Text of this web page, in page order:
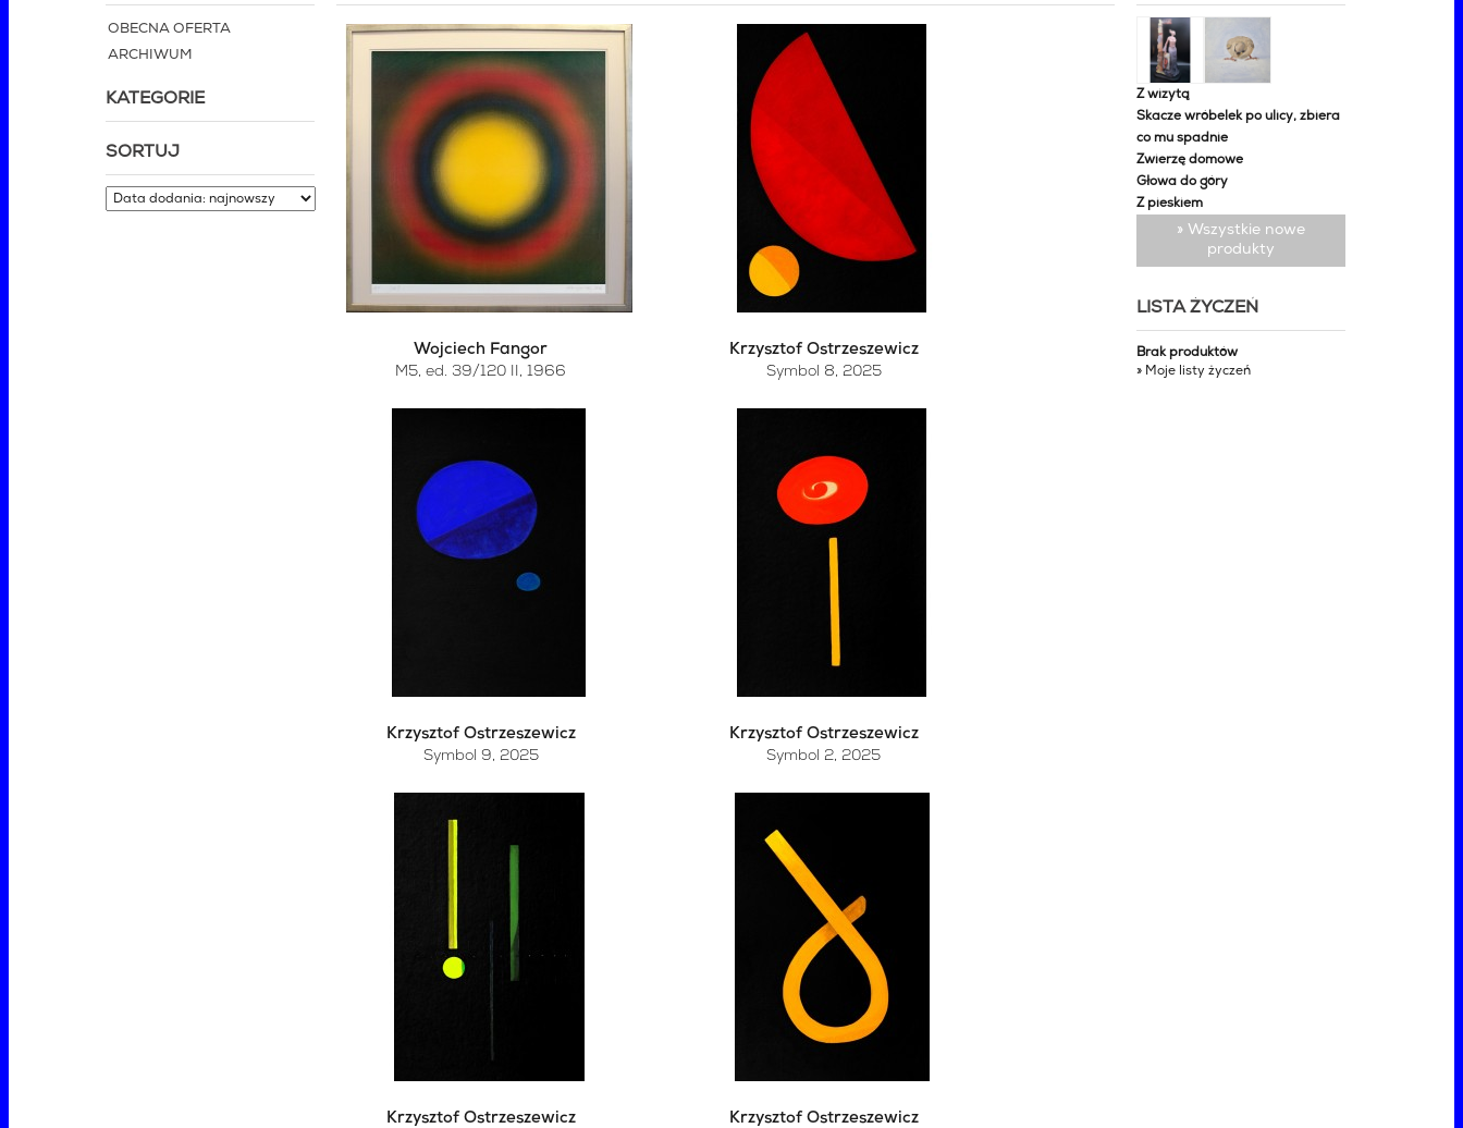
OBECNA OFERTA
ARCHIWUM
KATEGORIE
SORTUJ
Wojciech Fangor
M5, ed. 39/120 II, 1966
Krzysztof Ostrzeszewicz
Symbol 8, 2025
Krzysztof Ostrzeszewicz
Symbol 9, 2025
Krzysztof Ostrzeszewicz
Symbol 2, 2025
Krzysztof Ostrzeszewicz
Krzysztof Ostrzeszewicz
Z wizytą
Skacze wróbelek po ulicy, zbiera
co mu spadnie
Zwierzę domowe
Głowa do góry
Z pieskiem
» Wszystkie nowe
produkty
LISTA ŻYCZEŃ
Brak produktów
» Moje listy życzeń